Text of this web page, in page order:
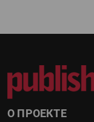
О ПРОЕКТЕ